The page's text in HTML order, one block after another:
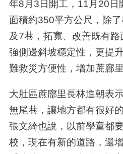
年8月3日開工，11月20日
面積約350平方公尺，除
及7巷，拓寬、改善既有
強側邊斜坡穩定性，更提
難救災方便性，增加蔗廍
大肚區蔗廍里長林進朝表
無尾巷，讓地方都有很好
張文綺也說，以前學童都
校，現在有新的道路，還